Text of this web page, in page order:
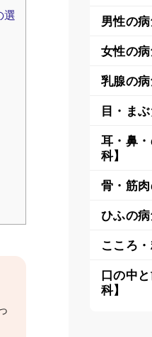
選
男性の病
女性の病
乳腺の病
目・ま
耳・鼻
科】
骨・筋肉
ひふの病
こころ
口の中
科】